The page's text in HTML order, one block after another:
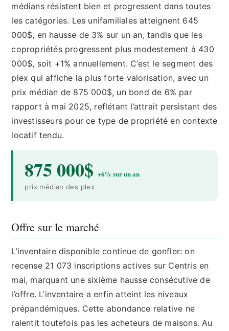
médians résistent bien et progressent dans toutes
les catégories. Les unifamiliales atteignent 645
000$, en hausse de 3% sur un an, tandis que les
copropriétés progressent plus modestement à 430
000$, soit +1% annuellement. C’est le segment des
plex qui affiche la plus forte valorisation, avec un
prix médian de 875 000$, un bond de 6% par
rapport à mai 2025, reflétant l’attrait persistant des
investisseurs pour ce type de propriété en contexte
locatif tendu.
875 000$ +6% sur un an
prix médian des plex
Offre sur le marché
L’inventaire disponible continue de gonfler: on
recense 21 073 inscriptions actives sur Centris en
mai, marquant une sixième hausse consécutive de
l’offre. L’inventaire a enfin atteint les niveaux
prépandémiques. Cette abondance relative ne
ralentit toutefois pas les acheteurs de maisons. Au